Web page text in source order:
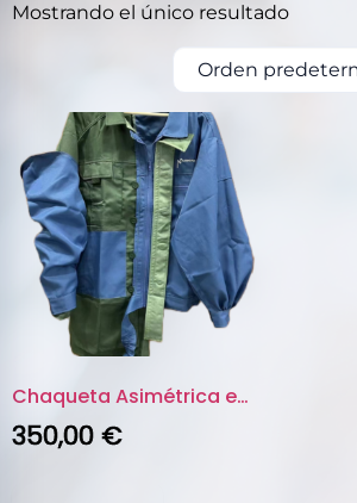
Mostrando el único resultado
Chaqueta Asimétrica en Tonos A...
350,00€